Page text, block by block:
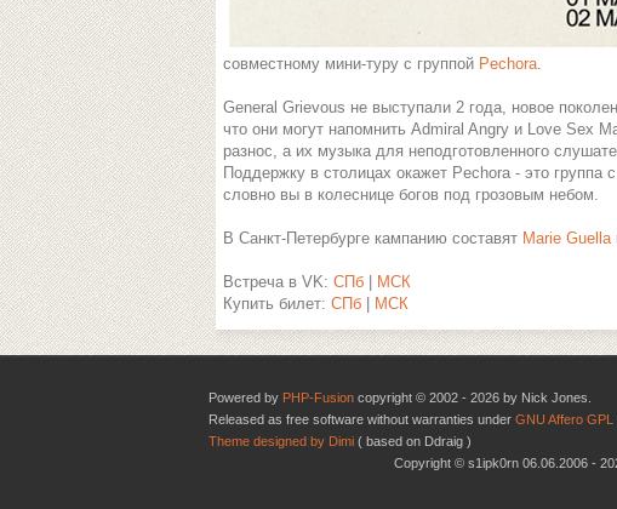
совместному мини-туру с группой Pechora.
General Grievous не выступали 2 года, новое
что они могут напомнить Admiral Angry и Love Sex
разнос, а их музыка для неподготовленного
Поддержку в столицах окажет Pechora - это группа
словно вы в колеснице богов под грозовым небом.
В Санкт-Петербурге кампанию составят Marie Guella
Встреча в VK: СПб
МСК
Купить билет: СПб МСК
Powered by PHP-Fusion copyright © 2002 - 2026 by Nick Jones.
Released as free software without warranties under GNU Affero GPL
Theme designed by Dimi ( based on Ddraig )
Copyright © s1ipk0rn 06.06.2006 -